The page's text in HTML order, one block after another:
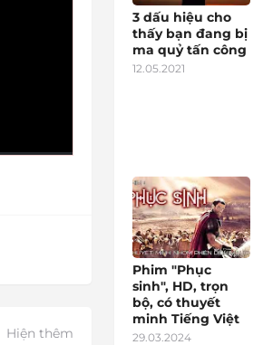
Hiện thêm
3 dấu hiệu cho
thấy bạn đang bị
ma quỷ tấn công
12.05.2021
Phim "Phục
sinh", HD, trọn
bộ, có thuyết
minh Tiếng Việt
29.03.2024